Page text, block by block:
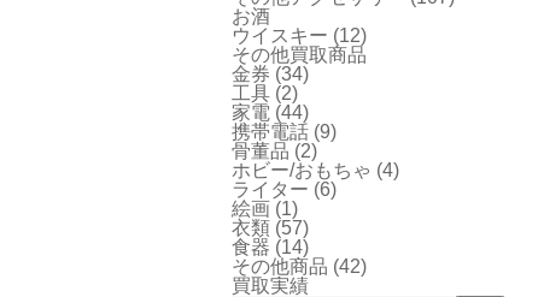
お酒
ウイスキー (12)
その他買取商品
金券 (34)
工具 (2)
家電 (44)
携帯電話 (9)
骨董品 (2)
ホビー/おもちゃ (4)
ライター (6)
絵画 (1)
衣類 (57)
食器 (14)
その他商品 (42)
買取実績